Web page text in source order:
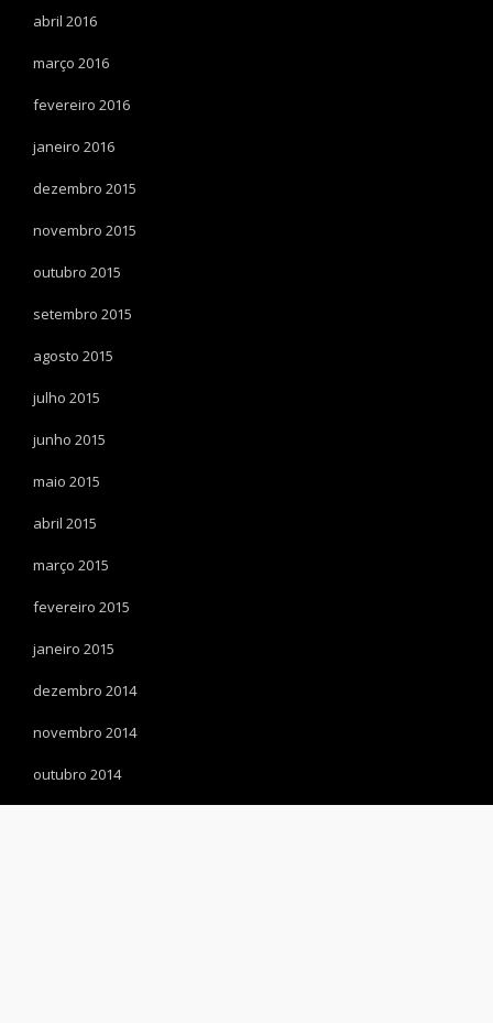
abril 2016
março 2016
fevereiro 2016
janeiro 2016
dezembro 2015
novembro 2015
outubro 2015
setembro 2015
agosto 2015
julho 2015
junho 2015
maio 2015
abril 2015
março 2015
fevereiro 2015
janeiro 2015
dezembro 2014
novembro 2014
outubro 2014